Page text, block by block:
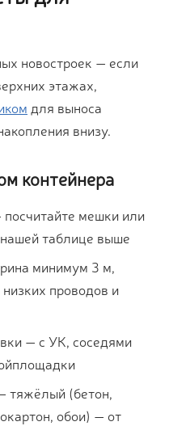
новостроек — если
этажах,
для выноса
внизу.
контейнера
мешки или
таблице выше
минимум 3 м,
проводов и
— с УК, соседями
тяжёлый (бетон,
обои) — от